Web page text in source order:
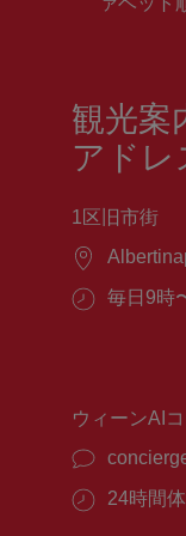
観光案
アドレ
1区旧市街
場
営
毎日9時
ウィーンAI
24時間